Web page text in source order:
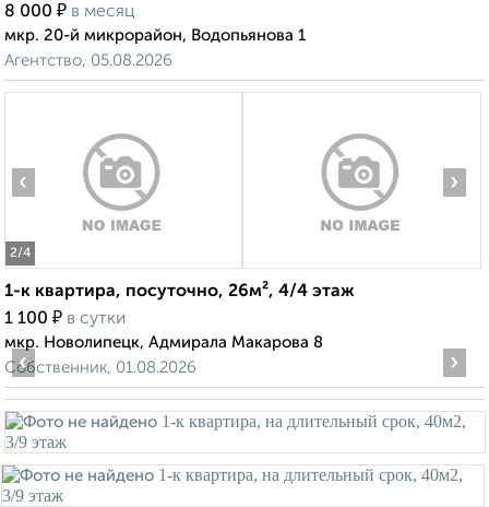
8 000 ₽ в месяц
мкр. 20-й микрорайон, Водопьянова 1
Агентство, 05.08.2026
2/4
‹ ›
1-к квартира, посуточно, 26м², 4/4 этаж
1 100 ₽ в сутки
мкр. Новолипецк, Адмирала Макарова 8
Собственник, 01.08.2026
‹ ›